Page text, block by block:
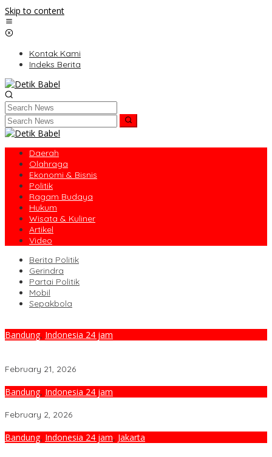
Skip to content
Kontak Kami
Indeks Berita
Daerah
Olahraga
Ekonomi & Bisnis
Politik
Ragam Budaya
Hukum
Wisata & Kuliner
Artikel
Video
Berita Politik
Gerindra
Partai Politik
Mobil
Sepakbola
Bandung, Indonesia 24 jam
February 21, 2026
Bandung, Indonesia 24 jam
February 2, 2026
Bandung, Indonesia 24 jam, Jakarta